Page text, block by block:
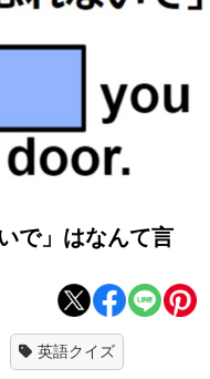
で」はなんて言
英語クイズ